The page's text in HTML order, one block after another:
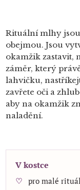
Rituální mlhy
obejmou. Jsou
okamžik zastavit,
záměr, který
lahvičku,
zavřete oči a
aby na okamžik
naladění.
V kostce
pro malé